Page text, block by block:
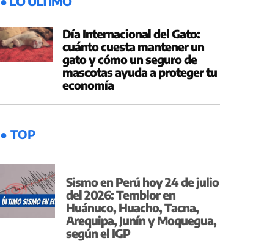
Día Internacional del Gato:
cuánto cuesta mantener un
gato y cómo un seguro de
mascotas ayuda a proteger tu
economía
● TOP
Sismo en Perú hoy 24 de julio
del 2026: Temblor en
Huánuco, Huacho, Tacna,
Arequipa, Junín y Moquegua,
según el IGP